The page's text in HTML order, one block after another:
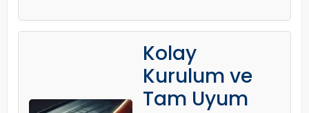
Kolay
Kurulum ve
Tam Uyum